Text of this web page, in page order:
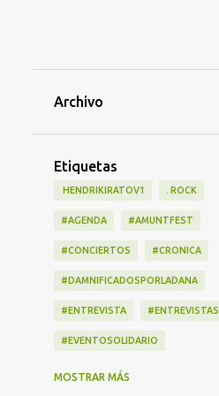
Archivo
Etiquetas
‎ HENDRIKIRATOV1 . ROCK
#AGENDA #AMUNTFEST
#CONCIERTOS #CRONICA
#DAMNIFICADOSPORLADANA
#ENTREVISTA #ENTREVISTAS
#EVENTOSOLIDARIO
#LANZAMIENTOS
MOSTRAR MÁS